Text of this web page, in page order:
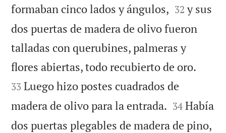
formaban cinco lados y ángulos, 

32 y sus
dos puertas de madera de olivo fueron
talladas con querubines, palmeras y
flores abiertas, todo recubierto de oro.
33 Luego hizo postes cuadrados de
madera de olivo para la entrada. 

34 Había
dos puertas plegables de madera de pino,